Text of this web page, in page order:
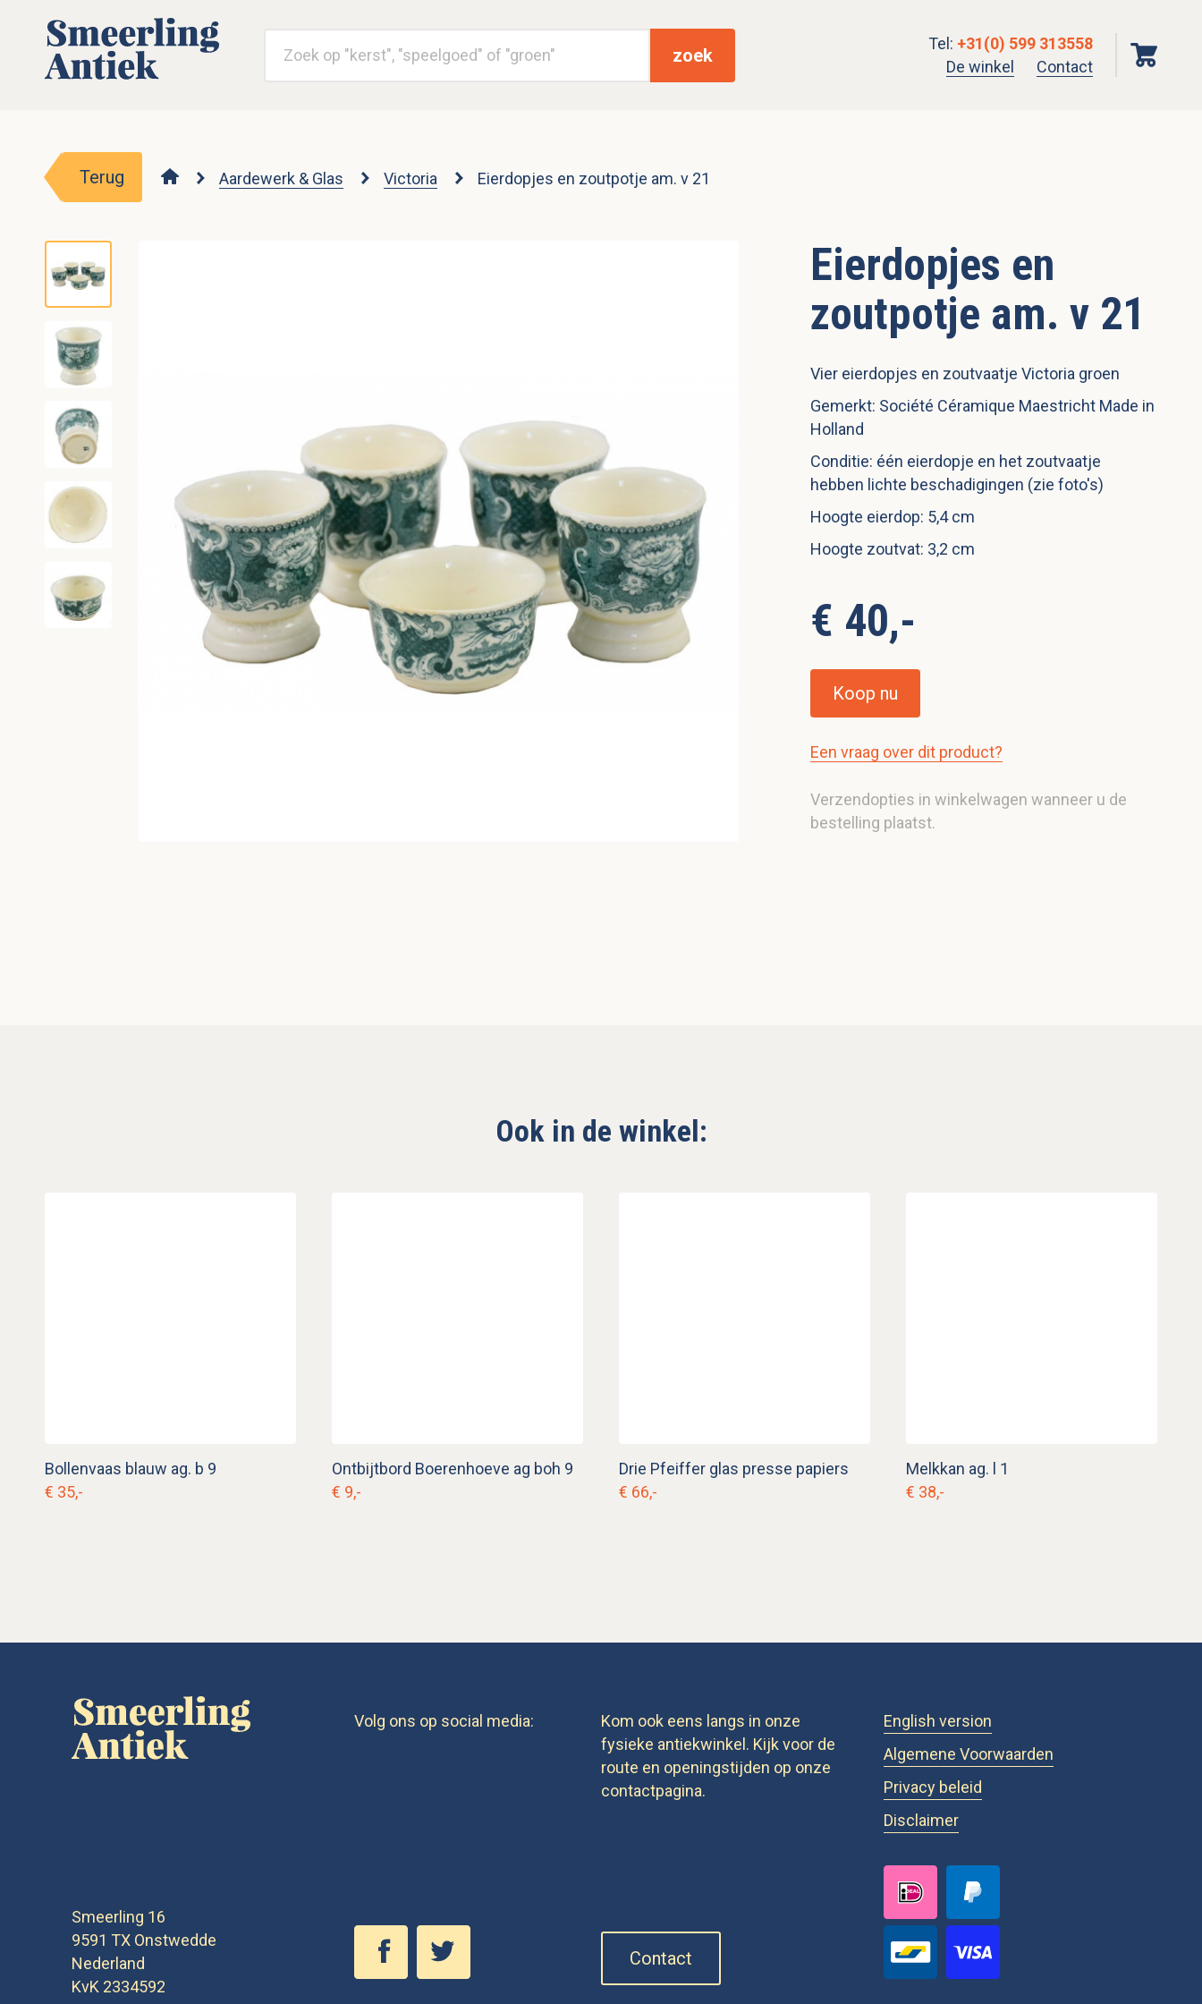
zoek
Tel: +31(0) 599 313558
De winkel
Contact
Terug Aardewerk & Glas Victoria Eierdopjes en zoutpotje am. v 21
Eierdopjes en
zoutpotje am. v 21
Vier eierdopjes en zoutvaatje Victoria groen
Gemerkt: Société Céramique Maestricht Made in
Holland
Conditie: één eierdopje en het zoutvaatje
hebben lichte beschadigingen (zie foto's)
Hoogte eierdop: 5,4 cm
Hoogte zoutvat: 3,2 cm
€ 40,-
Koop nu
Een vraag over dit product?
Verzendopties in winkelwagen wanneer u de
bestelling plaatst.
Ook in de winkel:
Bollenvaas blauw ag. b 9
€ 35,-
Ontbijtbord Boerenhoeve ag boh 9
€ 9,-
Drie Pfeiffer glas presse papiers
€ 66,-
Melkkan ag. l 1
€ 38,-
Smeerling 16
9591 TX Onstwedde
Nederland
KvK 2334592
Volg ons op social media:
Kom ook eens langs in onze
fysieke antiekwinkel. Kijk voor de
route en openingstijden op onze
contactpagina.
Contact
English version
Algemene Voorwaarden
Privacy beleid
Disclaimer